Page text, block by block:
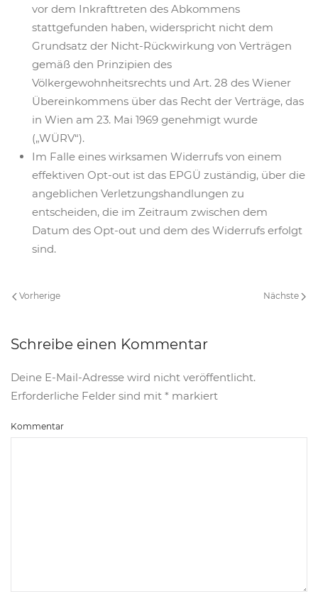
vor dem Inkrafttreten des Abkommens
stattgefunden haben, widerspricht nicht dem
Grundsatz der Nicht-Rückwirkung von Verträgen
gemäß den Prinzipien des
Völkergewohnheitsrechts und Art. 28 des Wiener
Übereinkommens über das Recht der Verträge, das
in Wien am 23. Mai 1969 genehmigt wurde
(„WÜRV“).
Im Falle eines wirksamen Widerrufs von einem
effektiven Opt-out ist das EPGÜ zuständig, über die
angeblichen Verletzungshandlungen zu
entscheiden, die im Zeitraum zwischen dem
Datum des Opt-out und dem des Widerrufs erfolgt
sind.
Vorherige Nächste
Schreibe einen Kommentar
Deine E-Mail-Adresse wird nicht veröffentlicht.
Erforderliche Felder sind mit * markiert
Kommentar